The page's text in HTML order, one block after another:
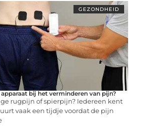
GEZONDHEID
bij het verminderen van pijn?
rugpijn of spierpijn? Iedereen kent
vaak een tijdje voordat de pijn